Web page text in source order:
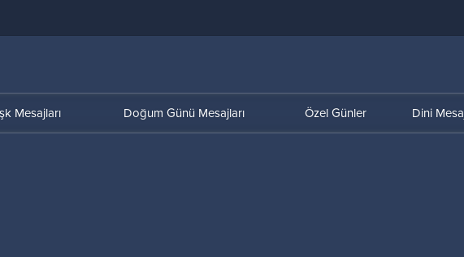
Mesajları Doğum Günü Mesajları Özel Günler Dini